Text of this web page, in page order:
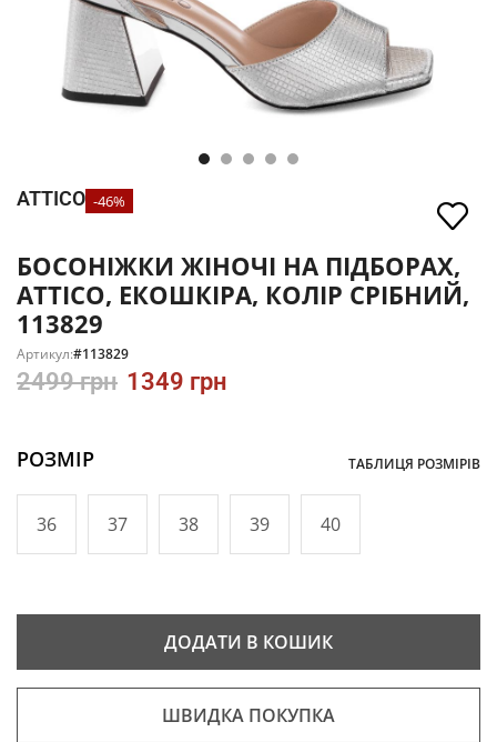
ATTICO -46%
БОСОНІЖКИ ЖІНОЧІ НА ПІДБОРАХ,
ATTICO, ЕКОШКІРА, КОЛІР СРІБНИЙ,
113829
Артикул:#113829
2499грн 1349 грн
РОЗМІР ТАБЛИЦЯ РОЗМІРІВ
36 37 38 39 40
ДОДАТИ В КОШИК
ШВИДКА ПОКУПКА